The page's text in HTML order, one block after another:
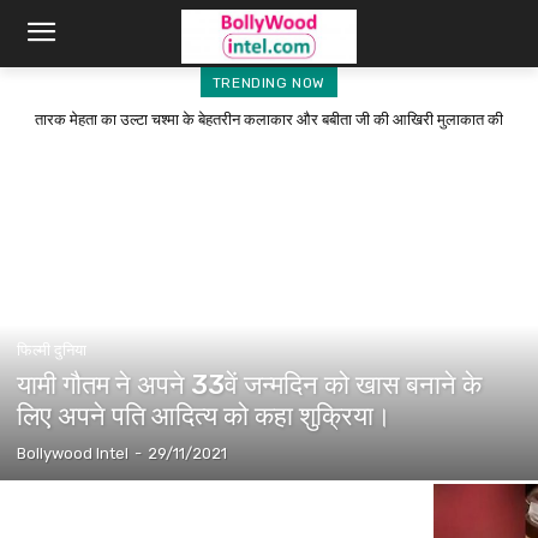
TRENDING NOW
यामी गौतम ने अपने 33वें जन्मदिन को खास बनाने के लिए अपने पति आदित्य को कहा
तारक मेहता का उल्टा चश्मा के बेहतरीन कलाकार और बबीता जी की आखिरी मुलाकात की
फिल्मी दुनिया
यामी गौतम ने अपने 33वें जन्मदिन को खास बनाने के
लिए अपने पति आदित्य को कहा शुक्रिया।
Bollywood Intel - 29/11/2021